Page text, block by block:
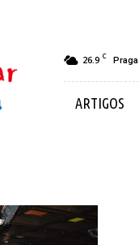
26.9 C Praga
ARTIGOS